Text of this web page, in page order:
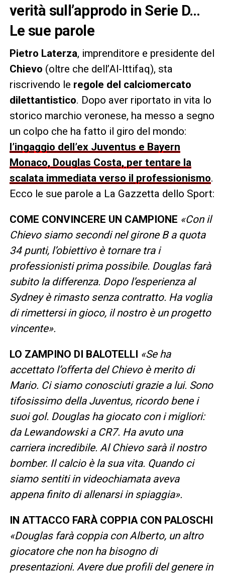
verità sull’approdo in Serie D…
Le sue parole
Pietro Laterza, imprenditore e presidente del
Chievo (oltre che dell’Al-Ittifaq), sta
riscrivendo le regole del calciomercato
dilettantistico. Dopo aver riportato in vita lo
storico marchio veronese, ha messo a segno
un colpo che ha fatto il giro del mondo:
l’ingaggio dell’ex Juventus e Bayern
Monaco, Douglas Costa, per tentare la
scalata immediata verso il professionismo.
Ecco le sue parole a La Gazzetta dello Sport:
COME CONVINCERE UN CAMPIONE «Con il
Chievo siamo secondi nel girone B a quota
34 punti, l’obiettivo è tornare tra i
professionisti prima possibile. Douglas farà
subito la differenza. Dopo l’esperienza al
Sydney è rimasto senza contratto. Ha voglia
di rimettersi in gioco, il nostro è un progetto
vincente».
LO ZAMPINO DI BALOTELLI «Se ha
accettato l’offerta del Chievo è merito di
Mario. Ci siamo conosciuti grazie a lui. Sono
tifosissimo della Juventus, ricordo bene i
suoi gol. Douglas ha giocato con i migliori:
da Lewandowski a CR7. Ha avuto una
carriera incredibile. Al Chievo sarà il nostro
bomber. Il calcio è la sua vita. Quando ci
siamo sentiti in videochiamata aveva
appena finito di allenarsi in spiaggia».
IN ATTACCO FARÀ COPPIA CON PALOSCHI
«Douglas farà coppia con Alberto, un altro
giocatore che non ha bisogno di
presentazioni. Avere due profili del genere in